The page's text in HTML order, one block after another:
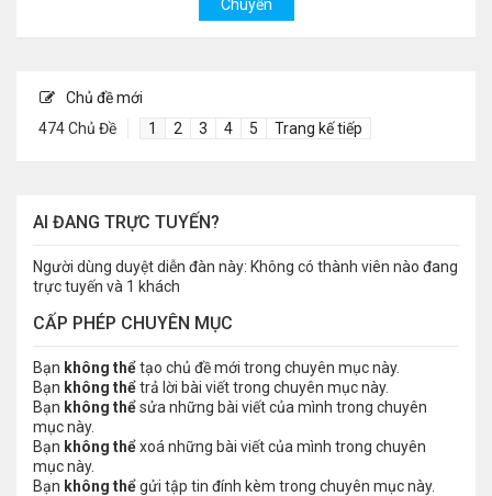
Chủ đề mới
474 Chủ Đề
1 2 3 4 5 Trang kế tiếp
AI ĐANG TRỰC TUYẾN?
Người dùng duyệt diễn đàn này: Không có thành viên nào đang
trực tuyến và 1 khách
CẤP PHÉP CHUYÊN MỤC
Bạn không thểtạo chủ đề mới trong chuyên mục này.
Bạn không thểtrả lời bài viết trong chuyên mục này.
Bạn không thểsửa những bài viết của mình trong chuyên
mục này.
Bạn không thểxoá những bài viết của mình trong chuyên
mục này.
Bạn không thểgửi tập tin đính kèm trong chuyên mục này.